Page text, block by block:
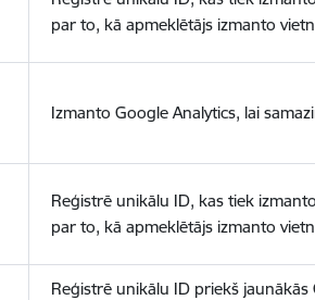
par to, kā apmeklētājs izmanto
Izmanto Google Analytics, lai
Reģistrē unikālu ID, kas tiek
par to, kā apmeklētājs izmanto
Reģistrē unikālu ID priekš jaunākās